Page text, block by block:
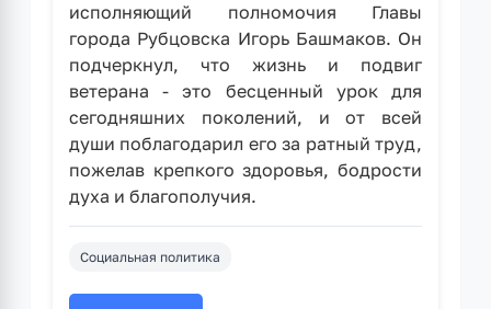
исполняющий полномочия Главы
города Рубцовска Игорь Башмаков. Он
подчеркнул, что жизнь и подвиг
ветерана - это бесценный урок для
сегодняшних поколений, и от всей
души поблагодарил его за ратный труд,
пожелав крепкого здоровья, бодрости
духа и благополучия. ⁣
Социальная политика